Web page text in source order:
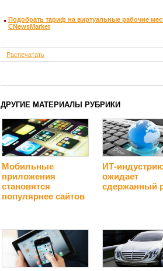
Подобрать тариф на виртуальные рабочие
CNewsMarket
Распечатать
ДРУГИЕ МАТЕРИАЛЫ РУБРИКИ
Мобильные
приложения
становятся
популярнее сайтов
ИТ-
ожидает
сдержанный